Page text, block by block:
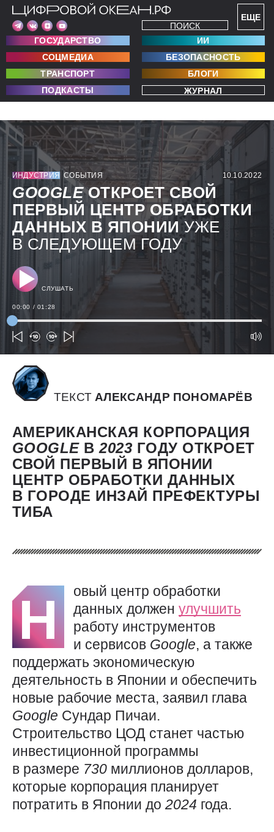
ЕЩЕ
ПОИСК
ГОСУДАРСТВО
ИИ
СОЦМЕДИА
БЕЗОПАСНОСТЬ
ТРАНСПОРТ
БЛОГИ
ПОДКАСТЫ
ЖУРНАЛ
ИНДУСТРИЯ СОБЫТИЯ 10.10.2022
GOOGLEОТКРОЕТ СВОЙ
ПЕРВЫЙ ЦЕНТР ОБРАБОТКИ
ДАННЫХ В ЯПОНИИУЖЕ
В СЛЕДУЮЩЕМ ГОДУ
СЛУШАТЬ
00:00 / 01:28
ТЕКСТ АЛЕКСАНДР ПОНОМАРЁВ
АМЕРИКАНСКАЯ КОРПОРАЦИЯ
GOOGLE В2023 ГОДУ ОТКРОЕТ
СВОЙ ПЕРВЫЙ В ЯПОНИИ
ЦЕНТР ОБРАБОТКИ ДАННЫХ
В ГОРОДЕ ИНЗАЙ ПРЕФЕКТУРЫ
ТИБА
Н
овый центр обработки
данных должен улучшить
работу инструментов
и сервисов Google, а также
поддержать экономическую
деятельность в Японии и обеспечить
новые рабочие места, заявил глава
Google Сундар Пичаи.
Строительство ЦОД станет частью
инвестиционной программы
в размере 730 миллионов долларов,
которые корпорация планирует
потратить в Японии до 2024 года.